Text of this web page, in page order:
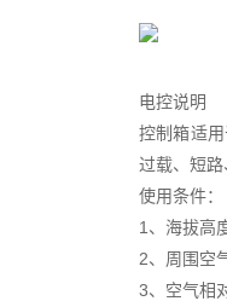
电控说明
控制箱适
过载、短
使用条件：
1、海拔高
2、周围空
3、空气相